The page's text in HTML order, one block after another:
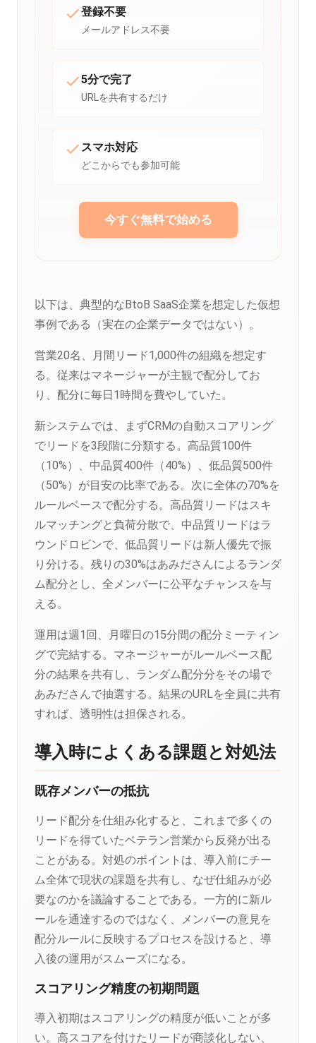
登録不要
メールアドレス不要
5分で完了
URLを共有するだけ
スマホ対応
どこからでも参加可能
今すぐ無料で始める
以下は、典型的なBtoB SaaS企業を想定した仮想
事例である（実在の企業データではない）。
営業20名、月間リード1,000件の組織を想定す
る。従来はマネージャーが主観で配分してお
り、配分に毎日1時間を費やしていた。
新システムでは、まずCRMの自動スコアリング
でリードを3段階に分類する。高品質100件
（10%）、中品質400件（40%）、低品質500件
（50%）が目安の比率である。次に全体の70%を
ルールベースで配分する。高品質リードはスキ
ルマッチングと負荷分散で、中品質リードはラ
ウンドロビンで、低品質リードは新人優先で振
り分ける。残りの30%はあみださんによるランダ
ム配分とし、全メンバーに公平なチャンスを与
える。
運用は週1回、月曜日の15分間の配分ミーティン
グで完結する。マネージャーがルールベース配
分の結果を共有し、ランダム配分分をその場で
あみださんで抽選する。結果のURLを全員に共有
すれば、透明性は担保される。
導入時によくある課題と対処法
既存メンバーの抵抗
リード配分を仕組み化すると、これまで多くの
リードを得ていたベテラン営業から反発が出る
ことがある。対処のポイントは、導入前にチー
ム全体で現状の課題を共有し、なぜ仕組みが必
要なのかを議論することである。一方的に新ル
ールを通達するのではなく、メンバーの意見を
配分ルールに反映するプロセスを設けると、導
入後の運用がスムーズになる。
スコアリング精度の初期問題
導入初期はスコアリングの精度が低いことが多
い。高スコアを付けたリードが商談化しない、